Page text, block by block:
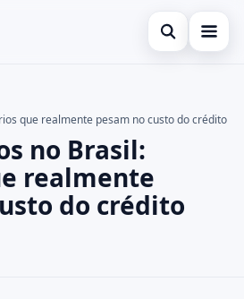
Abrir busca
buscar ou ESC para fechar.
que realmente pesam no custo do crédito
no Brasil:
realmente
do crédito